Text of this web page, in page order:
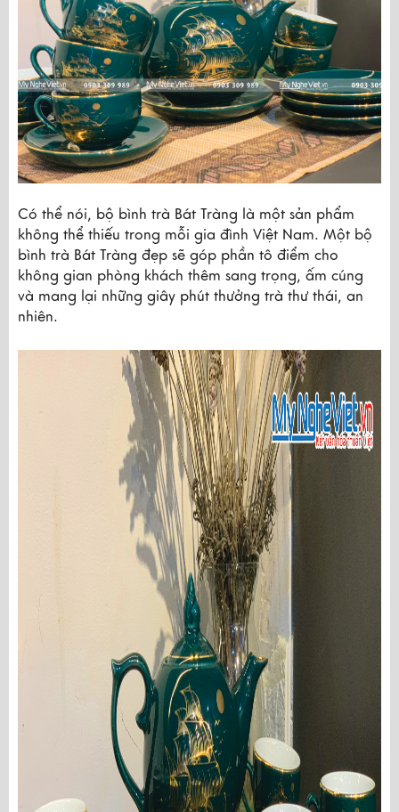
Có thể nói, bộ bình trà Bát Tràng là một sản phẩm
không thể thiếu trong mỗi gia đình Việt Nam. Một bộ
bình trà Bát Tràng đẹp sẽ góp phần tô điểm cho
không gian phòng khách thêm sang trọng, ấm cúng
và mang lại những giây phút thưởng trà thư thái, an
nhiên.